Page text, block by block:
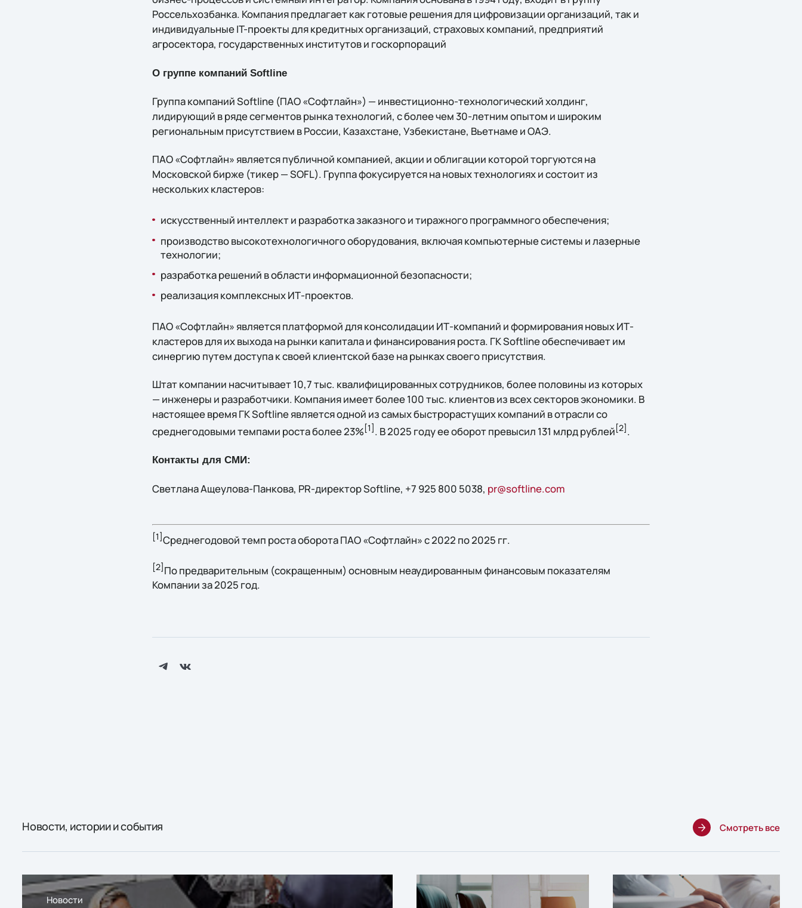
Россельхозбанка. Компания предлагает как готовые решения для цифровизации организаций, так и
индивидуальные IT-проекты для кредитных организаций, страховых компаний, предприятий
агросектора, государственных институтов и госкорпораций
О группе компаний Softline
Группа компаний Softline (ПАО «Софтлайн») — инвестиционно-технологический холдинг,
лидирующий в ряде сегментов рынка технологий, c более чем 30-летним опытом и широким
региональным присутствием в России, Казахстане, Узбекистане, Вьетнаме и ОАЭ.
ПАО «Софтлайн» является публичной компанией, акции и облигации которой торгуются на
Московской бирже (тикер — SOFL). Группа фокусируется на новых технологиях и состоит из
нескольких кластеров:
искусственный интеллект и разработка заказного и тиражного программного обеспечения;
производство высокотехнологичного оборудования, включая компьютерные системы и лазерные
технологии;
разработка решений в области информационной безопасности;
реализация комплексных ИТ-проектов.
ПАО «Софтлайн» является платформой для консолидации ИТ-компаний и формирования новых ИТ-
кластеров для их выхода на рынки капитала и финансирования роста. ГК Softline обеспечивает им
синергию путем доступа к своей клиентской базе на рынках своего присутствия.
Штат компании насчитывает 10,7 тыс. квалифицированных сотрудников, более половины из которых
— инженеры и разработчики. Компания имеет более 100 тыс. клиентов из всех секторов экономики. В
настоящее время ГК Softline является одной из самых быстрорастущих компаний в отрасли со
среднегодовыми темпами роста более 23% [1] . В 2025 году ее оборот превысил 131 млрд рублей [2] .
Контакты для СМИ:
Светлана Ащеулова-Панкова, PR-директор Softline, +7 925 800 5038, pr@softline.com
[1]Среднегодовой темп роста оборота ПАО «Софтлайн» с 2022 по 2025 гг.
[2]По предварительным (сокращенным) основным неаудированным финансовым показателям
Компании за 2025 год.
Новости, истории и события Смотреть все
Новости